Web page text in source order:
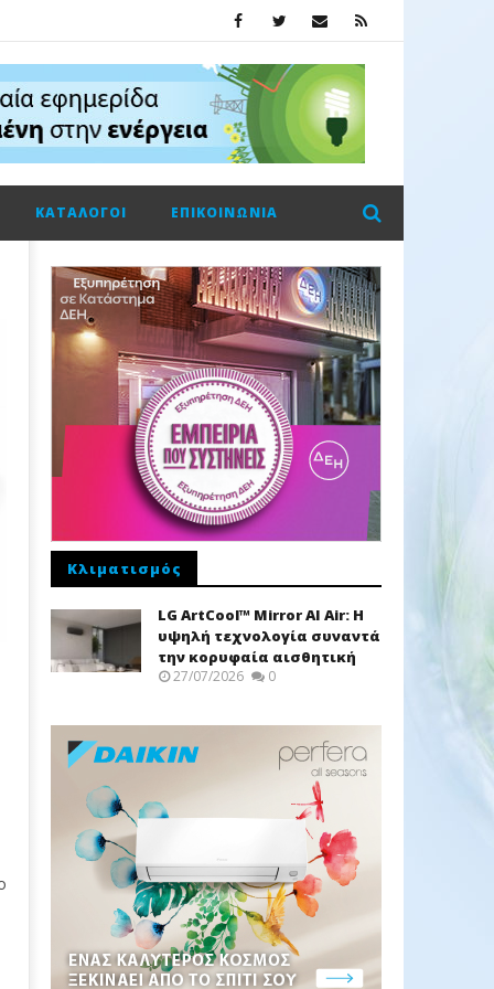
ΚΑΤΆΛΟΓΟΙ ΕΠΙΚΟΙΝΩΝΊΑ
Κλιματισμός
LG ArtCool™ Mirror AI Air: Η
υψηλή τεχνολογία συναντά
την κορυφαία αισθητική
27/07/2026 0